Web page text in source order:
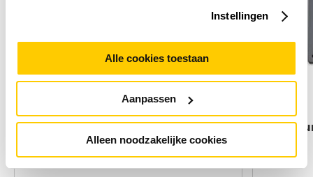
Instellingen
Alle cookies toestaan
Aanpassen
Alleen noodzakelijke cookies
HP desktop Mini chassis-
towerstandaard
Kleur van het product:Zwart